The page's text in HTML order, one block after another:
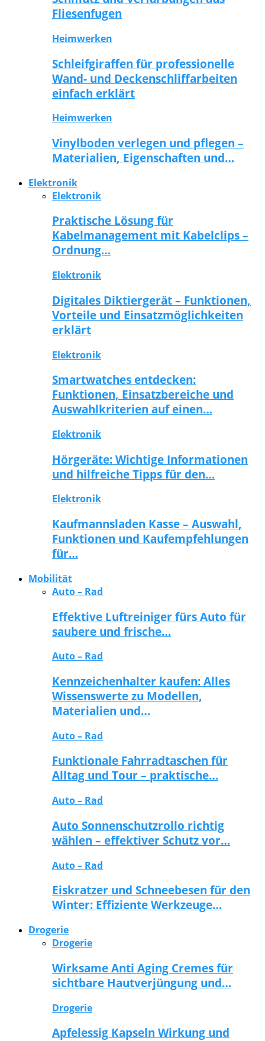
Fliesenfugen
Heimwerken
Schleifgiraffen für professionelle
Wand- und Deckenschliffarbeiten
einfach erklärt
Heimwerken
Vinylboden verlegen und pflegen –
Materialien, Eigenschaften und…
Elektronik
Elektronik
Praktische Lösung für
Kabelmanagement mit Kabelclips –
Ordnung…
Elektronik
Digitales Diktiergerät – Funktionen,
Vorteile und Einsatzmöglichkeiten
erklärt
Elektronik
Smartwatches entdecken:
Funktionen, Einsatzbereiche und
Auswahlkriterien auf einen…
Elektronik
Hörgeräte: Wichtige Informationen
und hilfreiche Tipps für den…
Elektronik
Kaufmannsladen Kasse – Auswahl,
Funktionen und Kaufempfehlungen
für…
Mobilität
Auto – Rad
Effektive Luftreiniger fürs Auto für
saubere und frische…
Auto – Rad
Kennzeichenhalter kaufen: Alles
Wissenswerte zu Modellen,
Materialien und…
Auto – Rad
Funktionale Fahrradtaschen für
Alltag und Tour – praktische…
Auto – Rad
Auto Sonnenschutzrollo richtig
wählen – effektiver Schutz vor…
Auto – Rad
Eiskratzer und Schneebesen für den
Winter: Effiziente Werkzeuge…
Drogerie
Drogerie
Wirksame Anti Aging Cremes für
sichtbare Hautverjüngung und…
Drogerie
Apfelessig Kapseln Wirkung und